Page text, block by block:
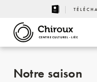
CENTRE CULTUREL - LIÈGE
Notre saison